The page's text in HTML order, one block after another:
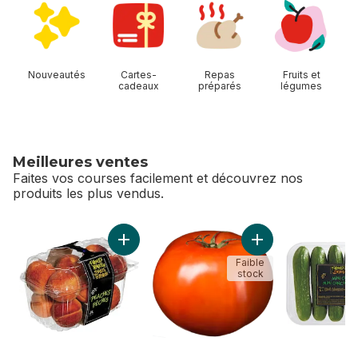
Nouveautés
Cartes-
cadeaux
Repas
préparés
Fruits et
légumes
Meilleures ventes
Faites vos courses facilement et découvrez nos
produits les plus vendus.
sauter Meilleures ventes
Ajouter Pêches au panierAjouter Tomates
Faible
stock